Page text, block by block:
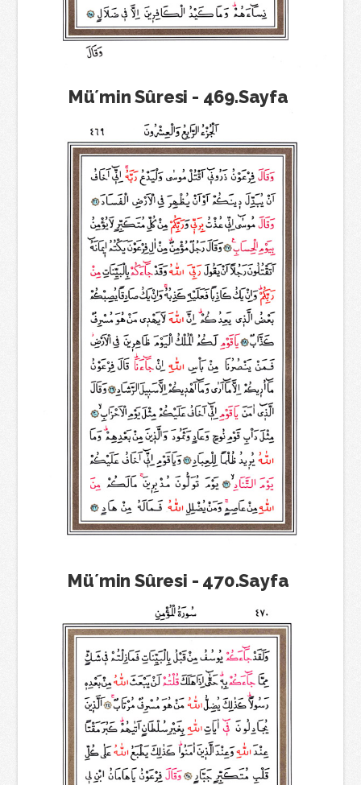
Mü´min Sûresi - 469.Sayfa
Mü´min Sûresi - 470.Sayfa